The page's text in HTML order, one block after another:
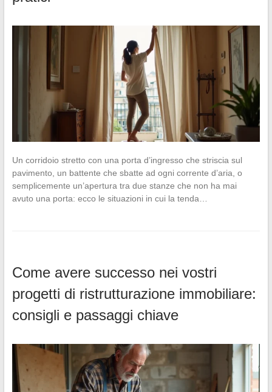
Un corridoio stretto con una porta d’ingresso che striscia sul
pavimento, un battente che sbatte ad ogni corrente d’aria, o
semplicemente un’apertura tra due stanze che non ha mai
avuto una porta: ecco le situazioni in cui la tenda…
Come avere successo nei vostri
progetti di ristrutturazione immobiliare:
consigli e passaggi chiave